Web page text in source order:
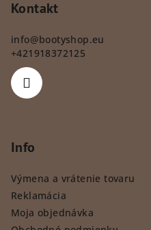
Kontakt
info@bootyshop.eu
+421918372125
Info
Výmena a vrátenie tovaru
Reklamácia
Moja objednávka